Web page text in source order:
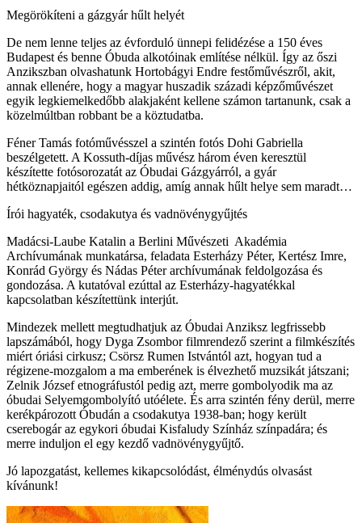
Megörökíteni a gázgyár hűlt helyét
De nem lenne teljes az évforduló ünnepi felidézése a 150 éves
Budapest és benne Óbuda alkotóinak említése nélkül. Így az őszi
Anzikszban olvashatunk Hortobágyi Endre festőművészről, akit,
annak ellenére, hogy a magyar huszadik századi képzőművészet
egyik legkiemelkedőbb alakjaként kellene számon tartanunk, csak a
közelmúltban robbant be a köztudatba.
Féner Tamás fotóművésszel a szintén fotós Dohi Gabriella
beszélgetett. A Kossuth-díjas művész három éven keresztül
készítette fotósorozatát az Óbudai Gázgyárról, a gyár
hétköznapjaitól egészen addig, amíg annak hűlt helye sem maradt…
Írói hagyaték, csodakutya és vadnövénygyűjtés
Madácsi-Laube Katalin a Berlini Művészeti Akadémia
Archívumának munkatársa, feladata Esterházy Péter, Kertész Imre,
Konrád György és Nádas Péter archívumának feldolgozása és
gondozása. A kutatóval ezúttal az Esterházy-hagyatékkal
kapcsolatban készítettünk interjút.
Mindezek mellett megtudhatjuk az Óbudai Anziksz legfrissebb
lapszámából, hogy Dyga Zsombor filmrendező szerint a filmkészítés
miért óriási cirkusz; Csörsz Rumen Istvántól azt, hogyan tud a
régizene-mozgalom a ma emberének is élvezhető muzsikát játszani;
Zelnik József etnográfustól pedig azt, merre gombolyodik ma az
óbudai Selyemgombolyító utóélete. És arra szintén fény derül, merre
kerékpározott Óbudán a csodakutya 1938-ban; hogy került
cserebogár az egykori óbudai Kisfaludy Színház színpadára; és
merre induljon el egy kezdő vadnövénygyűjtő.
Jó lapozgatást, kellemes kikapcsolódást, élménydús olvasást
kívánunk!